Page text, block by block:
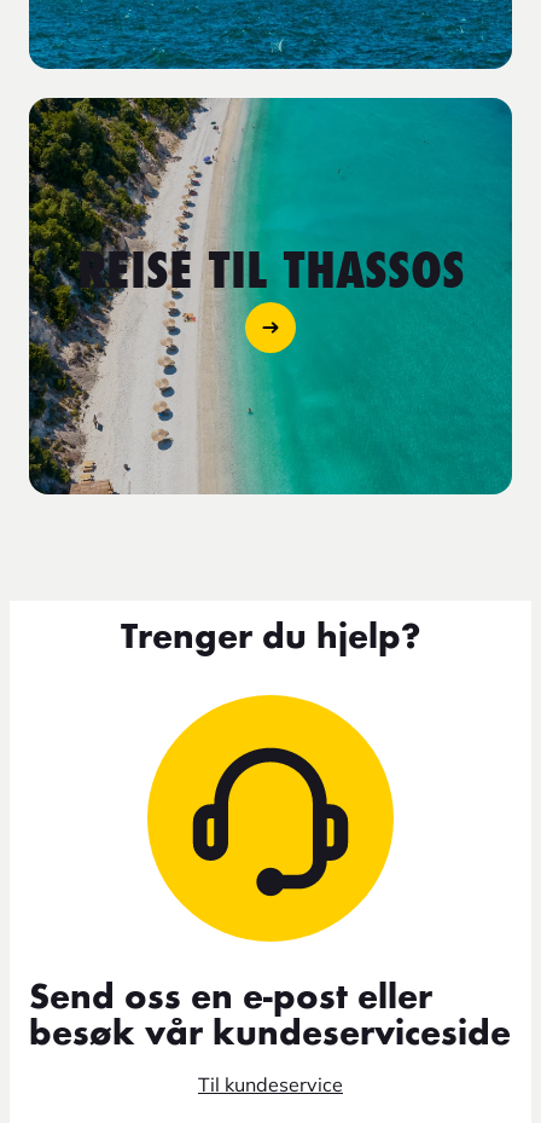
REISE TIL THASSOS
Trenger du hjelp?
Send oss en e-post eller
besøk vår kundeserviceside
Til kundeservice